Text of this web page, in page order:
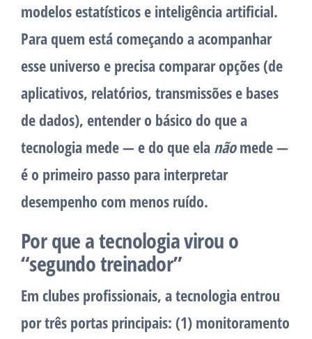
modelos estatísticos e inteligência artificial.
Para quem está começando a acompanhar
esse universo e precisa comparar opções (de
aplicativos, relatórios, transmissões e bases
de dados), entender o básico do que a
tecnologia mede — e do que ela nãomede —
é o primeiro passo para interpretar
desempenho com menos ruído.
Por que a tecnologia virou o
“segundo treinador”
Em clubes profissionais, a tecnologia entrou
por três portas principais: (1) monitoramento